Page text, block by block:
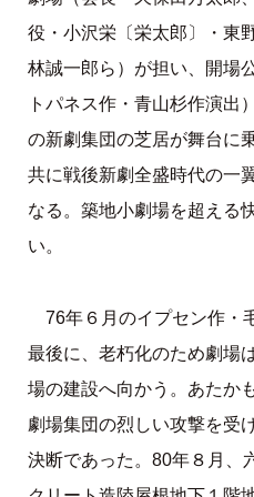
役・小沢栄〔栄太郎〕・東
林誠一郎ら）が担い、開場
トパネス作・青山杉作演出
の新劇集団の芝居が舞台に
共に戦後新劇全盛時代の一
なる。築地小劇場を超える
い。
76年６月のイプセン作・
最後に、老朽化のため劇場
場の建設へ向かう。あたか
劇場集団の烈しい攻撃を受
決断であった。80年８月、